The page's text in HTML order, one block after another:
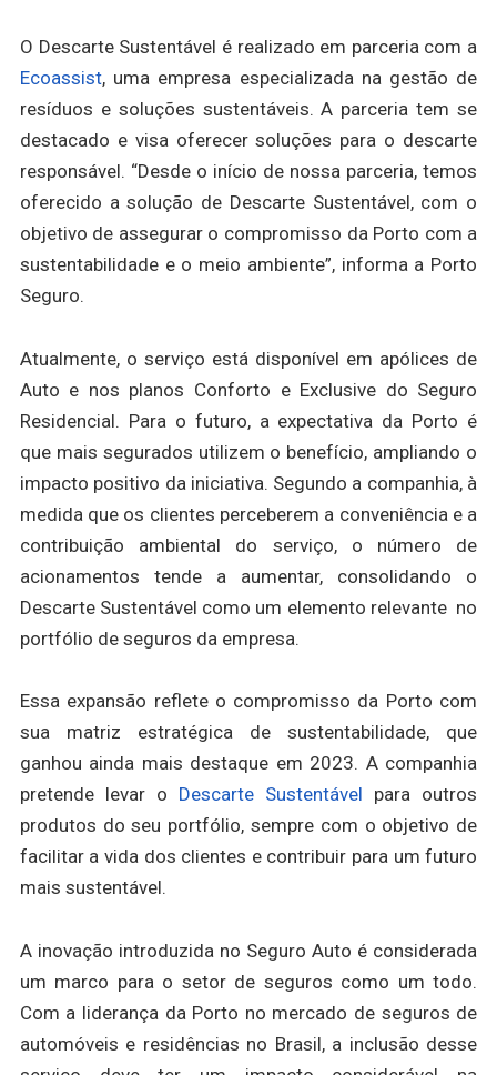
O Descarte Sustentável é realizado em parceria com a
Ecoassist, uma empresa especializada na gestão de
resíduos e soluções sustentáveis. A parceria tem se
destacado e visa oferecer soluções para o descarte
responsável. “Desde o início de nossa parceria, temos
oferecido a solução de Descarte Sustentável, com o
objetivo de assegurar o compromisso da Porto com a
sustentabilidade e o meio ambiente”, informa a Porto
Seguro.
Atualmente, o serviço está disponível em apólices de
Auto e nos planos Conforto e Exclusive do Seguro
Residencial. Para o futuro, a expectativa da Porto é
que mais segurados utilizem o benefício, ampliando o
impacto positivo da iniciativa. Segundo a companhia, à
medida que os clientes perceberem a conveniência e a
contribuição ambiental do serviço, o número de
acionamentos tende a aumentar, consolidando o
Descarte Sustentável como um elemento relevante no
portfólio de seguros da empresa.
Essa expansão reflete o compromisso da Porto com
sua matriz estratégica de sustentabilidade, que
ganhou ainda mais destaque em 2023. A companhia
pretende levar o Descarte Sustentável para outros
produtos do seu portfólio, sempre com o objetivo de
facilitar a vida dos clientes e contribuir para um futuro
mais sustentável.
A inovação introduzida no Seguro Auto é considerada
um marco para o setor de seguros como um todo.
Com a liderança da Porto no mercado de seguros de
automóveis e residências no Brasil, a inclusão desse